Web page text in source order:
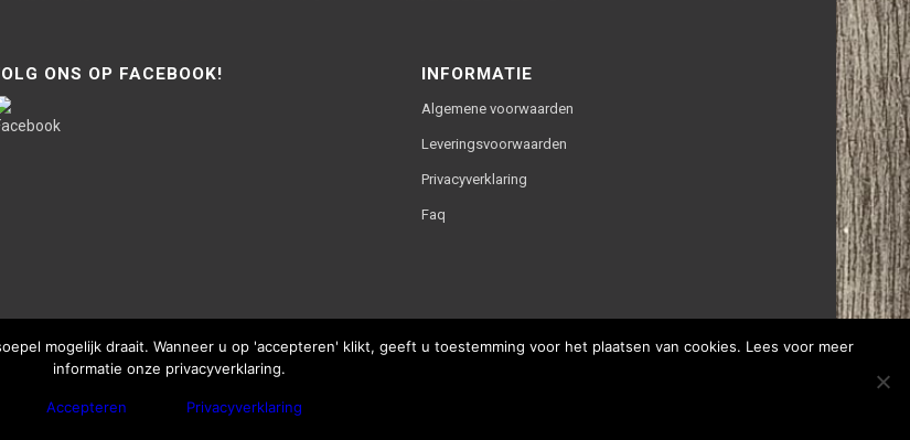
ONS OP FACEBOOK! INFORMATIE
Algemene voorwaarden
Leveringsvoorwaarden
Privacyverklaring
Faq
- Van Lente
mogelijk draait. Wanneer u op 'accepteren' klikt, geeft u toestemming voor het plaatsen van cookies. Lees voor meer
informatie onze privacyverklaring.
Accepteren Privacyverklaring